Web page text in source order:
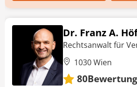
Dr. Franz A.
Rechtsanwalt für
1030 Wien
80